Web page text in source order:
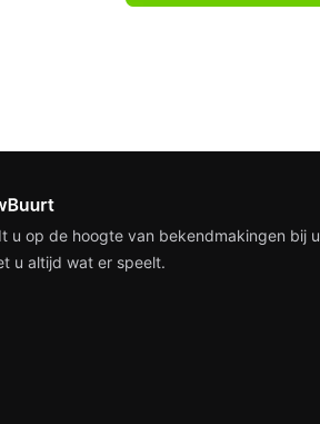
u op de hoogte van bekendmakingen bij u
u altijd wat er speelt.